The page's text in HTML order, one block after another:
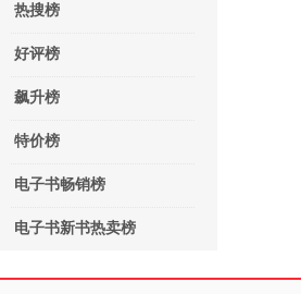
热搜榜
好评榜
飙升榜
特价榜
电子书畅销榜
电子书新书热卖榜